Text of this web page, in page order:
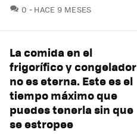
0 COMENTARIOS
HACE 9 MESES
La comida en el
frigorífico y congelador
no es eterna. Este es el
tiempo máximo que
puedes tenerla sin que
se estropee